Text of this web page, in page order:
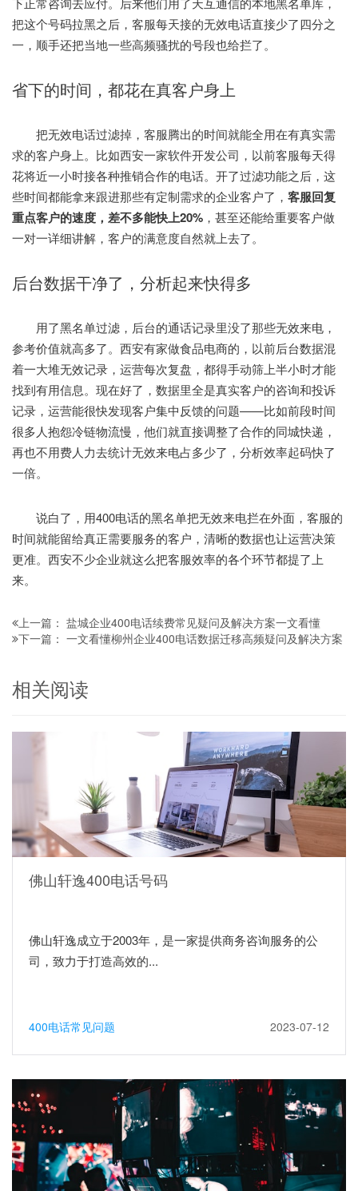
把这个号码拉黑之后，客服每天接的无效电话直接少了四分之
一，顺手还把当地一些高频骚扰的号段也给拦了。
省下的时间，都花在真客户身上
把无效电话过滤掉，客服腾出的时间就能全用在有真实需
求的客户身上。比如西安一家软件开发公司，以前客服每天得
花将近一小时接各种推销合作的电话。开了过滤功能之后，这
些时间都能拿来跟进那些有定制需求的企业客户了， 客服回复
重点客户的速度，差不多能快上20% ，甚至还能给重要客户做
一对一详细讲解，客户的满意度自然就上去了。
后台数据干净了，分析起来快得多
用了黑名单过滤，后台的通话记录里没了那些无效来电，
参考价值就高多了。西安有家做食品电商的，以前后台数据混
着一大堆无效记录，运营每次复盘，都得手动筛上半小时才能
找到有用信息。现在好了，数据里全是真实客户的咨询和投诉
记录，运营能很快发现客户集中反馈的问题——比如前段时间
很多人抱怨冷链物流慢，他们就直接调整了合作的同城快递，
再也不用费人力去统计无效来电占多少了，分析效率起码快了
一倍。
说白了，用400电话的黑名单把无效来电拦在外面，客服的
时间就能留给真正需要服务的客户，清晰的数据也让运营决策
更准。西安不少企业就这么把客服效率的各个环节都提了上
来。
上一篇： 盐城企业400电话续费常见疑问及解决方案一文看懂
下一篇： 一文看懂柳州企业400电话数据迁移高频疑问及解决方案
相关阅读
佛山轩逸400电话号码
佛山轩逸成立于2003年，是一家提供商务咨询服务的公
司，致力于打造高效的...
400电话常见问题 2023-07-12